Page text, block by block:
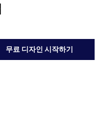
무료 디자인 시작하기